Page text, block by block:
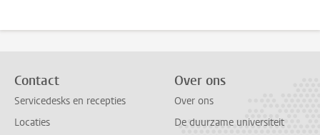
Contact
Servicedesks en recepties
Locaties
Over ons
Over ons
De duurzame universiteit